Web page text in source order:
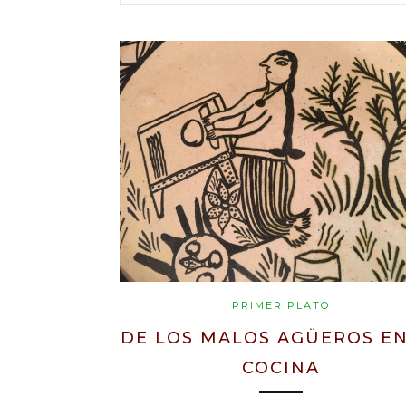
PRIMER PLATO
DE LOS MALOS AGÜEROS
COCINA